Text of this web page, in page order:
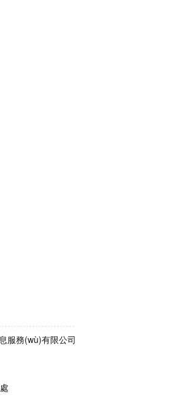
服務(wù)有限公司